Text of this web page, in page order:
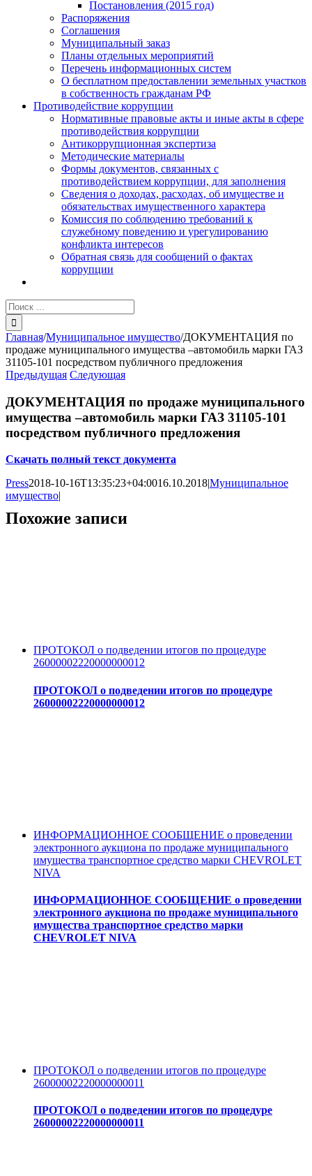
Постановления (2015 год)
Распоряжения
Соглашения
Муниципальный заказ
Планы отдельных мероприятий
Перечень информационных систем
О бесплатном предоставлении земельных участков
в собственность гражданам РФ
Противодействие коррупции
Нормативные правовые акты и иные акты в сфере
противодействия коррупции
Антикоррупционная экспертиза
Методические материалы
Формы документов, связанных с
противодействием коррупции, для заполнения
Сведения о доходах, расходах, об имуществе и
обязательствах имущественного характера
Комиссия по соблюдению требований к
служебному поведению и урегулированию
конфликта интересов
Обратная связь для сообщений о фактах
коррупции
Результат
поиска:
Главная/Муниципальное имущество/ДОКУМЕНТАЦИЯ по
продаже муниципального имущества –автомобиль марки ГАЗ
31105-101 посредством публичного предложения
Предыдущая Следующая
ДОКУМЕНТАЦИЯ по продаже муниципального
имущества –автомобиль марки ГАЗ 31105-101
посредством публичного предложения
Скачать полный текст документа
Press2018-10-16T13:35:23+04:0016.10.2018|Муниципальное
имущество|
Похожие записи
ПРОТОКОЛ о подведении итогов по процедуре
26000002220000000012
ПРОТОКОЛ о подведении итогов по процедуре
26000002220000000012
ИНФОРМАЦИОННОЕ СООБЩЕНИЕ о проведении
электронного аукциона по продаже муниципального
имущества транспортное средство марки CHEVROLET
NIVA
ИНФОРМАЦИОННОЕ СООБЩЕНИЕ о проведении
электронного аукциона по продаже муниципального
имущества транспортное средство марки
CHEVROLET NIVA
ПРОТОКОЛ о подведении итогов по процедуре
26000002220000000011
ПРОТОКОЛ о подведении итогов по процедуре
26000002220000000011